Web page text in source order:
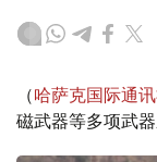
（哈萨克国际通
磁武器等多项武器